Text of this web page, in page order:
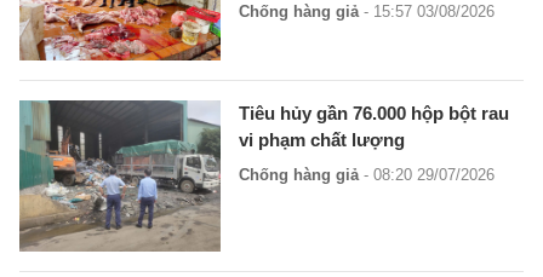
Chống hàng giả - 15:57 03/08/2026
Tiêu hủy gần 76.000 hộp bột rau
vi phạm chất lượng
Chống hàng giả- 08:20 29/07/2026